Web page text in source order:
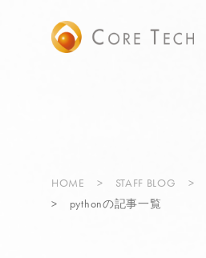
HOME STAFF BLOG
pythonの記事一覧